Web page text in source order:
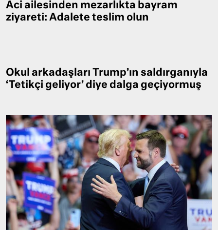
Aci ailesinden mezarlıkta bayram
ziyareti: Adalete teslim olun
Okul arkadaşları Trump’ın saldırganıyla
‘Tetikçi geliyor’ diye dalga geçiyormuş